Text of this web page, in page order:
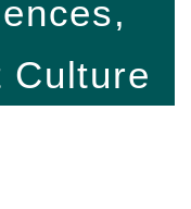
Culture